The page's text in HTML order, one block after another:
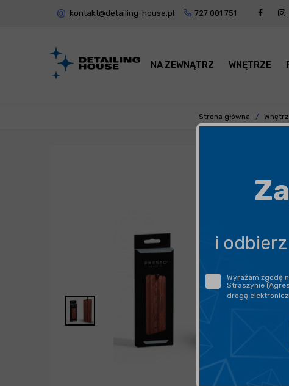
kontakt@detailing-house.pl 727 001 751
NA ZEWNĄTRZ WNĘTRZE
Strona główna
i
Wyrażam zgodę
Straszynie
drogą